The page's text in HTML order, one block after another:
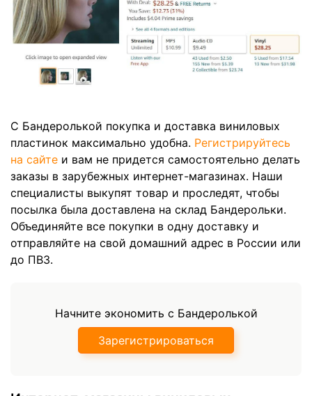
С Бандеролькой покупка и доставка виниловых
пластинок максимально удобна. Регистрируйтесь
на сайте и вам не придется самостоятельно делать
заказы в зарубежных интернет-магазинах. Наши
специалисты выкупят товар и проследят, чтобы
посылка была доставлена на склад Бандерольки.
Объединяйте все покупки в одну доставку и
отправляйте на свой домашний адрес в России или
до ПВЗ.
Начните экономить с Бандеролькой
Зарегистрироваться